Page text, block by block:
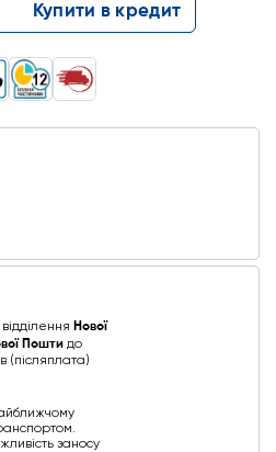
Купити в кредит
Нової
Пошти до
(післяплата)
заносу